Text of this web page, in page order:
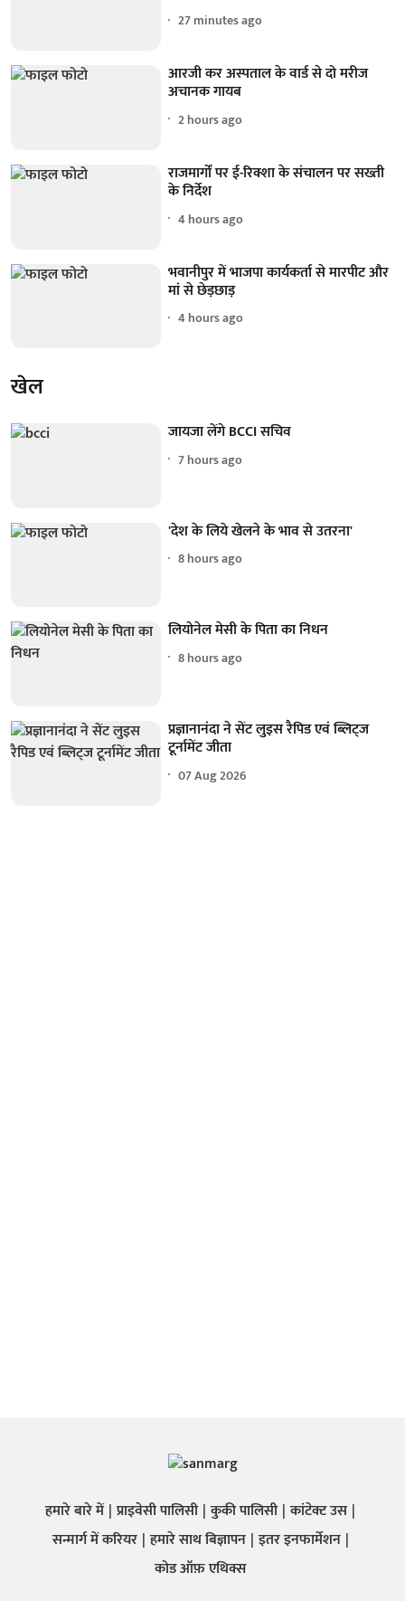
27 minutes ago
आरजी कर अस्पताल के वार्ड से दो मरीज
अचानक गायब
2 hours ago
राजमार्गों पर ई-रिक्शा के संचालन पर सख्ती
के निर्देश
4 hours ago
भवानीपुर में भाजपा कार्यकर्ता से मारपीट और
मां से छेड़छाड़
4 hours ago
खेल
जायजा लेंगे BCCI सचिव
7 hours ago
'देश के लिये खेलने के भाव से उतरना'
8 hours ago
लियोनेल मेसी के पिता का निधन
8 hours ago
प्रज्ञानानंदा ने सेंट लुइस रैपिड एवं ब्लिट्ज
टूर्नामेंट जीता
07 Aug 2026
हमारे बारे में प्राइवेसी पालिसी कुकी पालिसी कांटेक्ट उस
सन्मार्ग में करियर हमारे साथ बिज्ञापन इतर इनफार्मेशन
कोड ऑफ़ एथिक्स